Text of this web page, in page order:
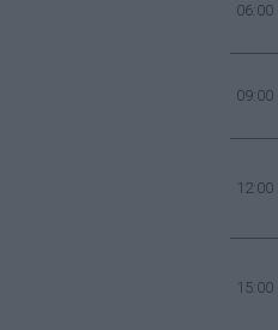
06:00
09:00
12:00
15:00